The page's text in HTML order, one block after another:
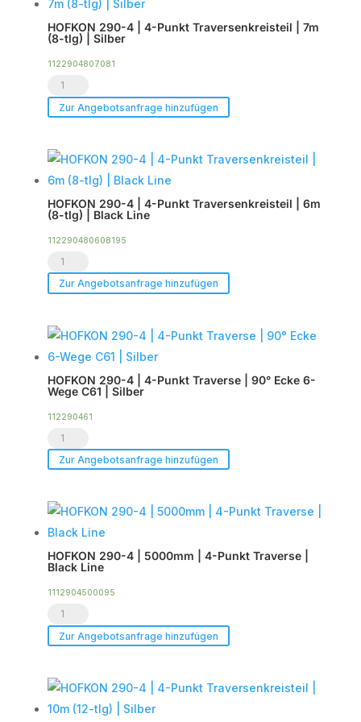
Punkt
Traversenkreisteil
(12-
tlg)
Black
Line
Menge
HOFKON 290-4 | 4-Punkt Traversenkreisteil | 7m
(8-tlg) | Silber
1122904807081
HOFKON
290-
|
Punkt
Traversenkreisteil
(8-
tlg)
Silber
Menge
Zur Angebotsanfrage hinzufügen
HOFKON 290-4 | 4-Punkt Traversenkreisteil | 6m
(8-tlg) | Black Line
112290480608195
HOFKON
290-
|
Punkt
Traversenkreisteil
(8-
tlg)
Black
Line
Menge
Zur Angebotsanfrage hinzufügen
HOFKON 290-4 | 4-Punkt Traverse | 90° Ecke 6-
Wege C61 | Silber
112290461
HOFKON
290-
|
Punkt
Traverse
Ecke
6-
C61
|
Zur Angebotsanfrage hinzufügen
HOFKON 290-4 | 5000mm | 4-Punkt Traverse |
Black Line
1112904500095
HOFKON
290-
|
5000mm |
4-
Zur Angebotsanfrage hinzufügen